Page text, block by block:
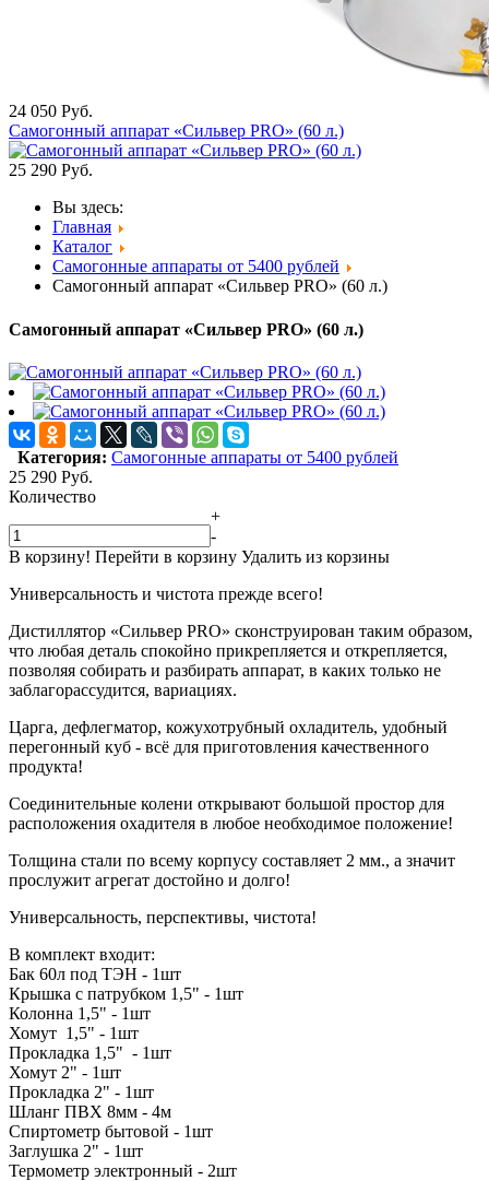
24 050 Руб.
Самогонный аппарат «Сильвер PRO» (60 л.)
25 290 Руб.
Вы здесь:
Главная
Каталог
Самогонные аппараты от 5400 рублей
Самогонный аппарат «Сильвер PRO» (60 л.)
Самогонный аппарат «Сильвер PRO» (60 л.)
Категория: Самогонные аппараты от 5400 рублей
25 290 Руб.
Количество
+
-
В корзину! Перейти в корзину Удалить из корзины
Универсальность и чистота прежде всего!
Дистиллятор «Сильвер PRO» сконструирован таким образом,
что любая деталь спокойно прикрепляется и открепляется,
позволяя собирать и разбирать аппарат, в каких только не
заблагорассудится, вариациях.
Царга, дефлегматор, кожухотрубный охладитель, удобный
перегонный куб - всё для приготовления качественного
продукта!
Соединительные колени открывают большой простор для
расположения охадителя в любое необходимое положение!
Толщина стали по всему корпусу составляет 2 мм., а значит
прослужит агрегат достойно и долго!
Универсальность, перспективы, чистота!
В комплект входит:
Бак 60л под ТЭН - 1шт
Крышка с патрубком 1,5" - 1шт
Колонна 1,5" - 1шт
Хомут 1,5" - 1шт
Прокладка 1,5" - 1шт
Хомут 2" - 1шт
Прокладка 2" - 1шт
Шланг ПВХ 8мм - 4м
Спиртометр бытовой - 1шт
Заглушка 2" - 1шт
Термометр электронный - 2шт